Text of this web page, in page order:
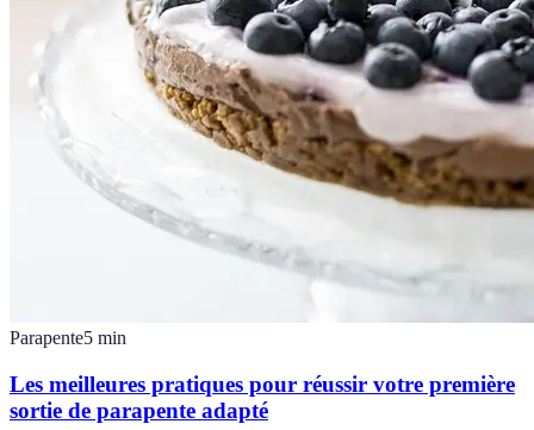
Parapente5 min
Les meilleures pratiques pour réussir votre première
sortie de parapente adapté